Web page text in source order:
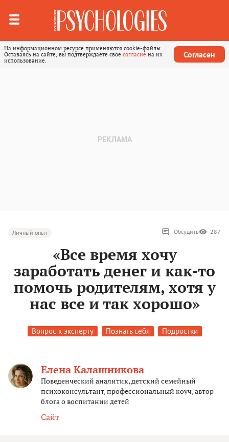
На информационном ресурсе применяются cookie-файлы.
Оставаясь на сайте, вы подтверждаете свое согласие на их
использование.
Согласен
Личный опыт Обсудить 287
«Все время хочу
заработать денег и как-то
помочь родителям, хотя у
нас все и так хорошо»
Вопрос к эксперту Познать себя Подростки
Елена Калашникова
Поведенческий аналитик, детский семейный
психоконсультант, профессиональный коуч, автор
блога о воспитании детей
Сайт